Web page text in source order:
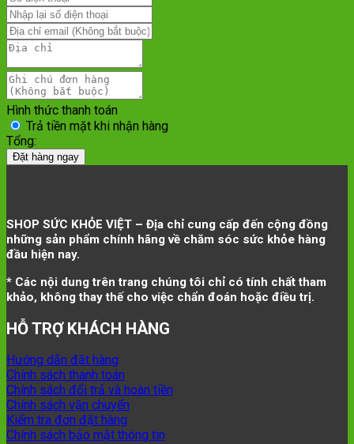
Hình thức thanh toán
Trả tiền mặt khi nhận hàng
Tổng:
Đặt hàng ngay
SHOP SỨC KHỎE VIỆT – Địa chỉ cung cấp đến cộng đồng
những sản phẩm chính hãng về chăm sóc sức khỏe hàng
đầu hiện nay.
* Các nội dung trên trang chúng tôi chỉ có tính chất tham
khảo, không thay thế cho việc chẩn đoán hoặc điều trị.
HỖ TRỢ KHÁCH HÀNG
Hướng dẫn đặt hàng
Chính sách thanh toán
Chính sách đổi trả và hoàn tiền
Chính sách vận chuyển
Kiểm tra đơn đặt hàng
Chính sách bảo mật thông tin